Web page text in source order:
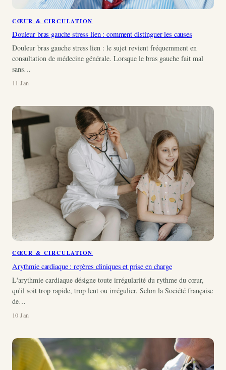
CŒUR & CIRCULATION
Douleur bras gauche stress lien : comment distinguer les causes
Douleur bras gauche stress lien : le sujet revient fréquemment en
consultation de médecine générale. Lorsque le bras gauche fait mal
sans…
11 Jan
CŒUR & CIRCULATION
Arythmie cardiaque : repères cliniques et prise en charge
L'arythmie cardiaque désigne toute irrégularité du rythme du cœur,
qu'il soit trop rapide, trop lent ou irrégulier. Selon la Société française
de…
10 Jan